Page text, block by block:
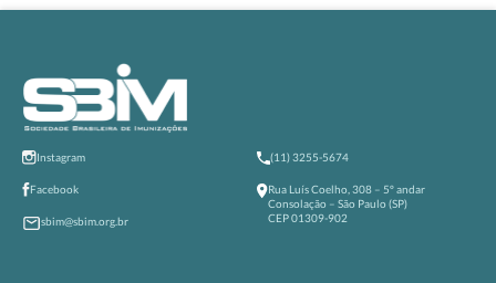
Instagram
Facebook
sbim@sbim.org.br
(11) 3255-5674
Rua Luís Coelho, 308 – 5º andar
Consolação – São Paulo (SP)
CEP 01309-902